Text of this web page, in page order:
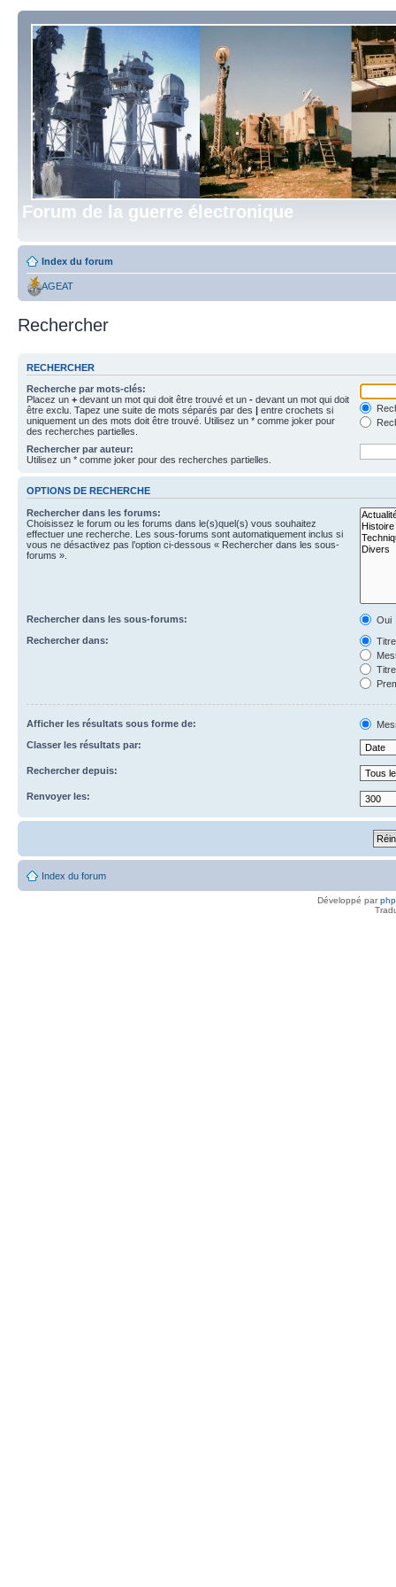
Forum de la guerre électronique
Index du forum
AGEAT
Rechercher
RECHERCHER
Recherche par mots-clés:
Placez un + devant un mot qui doit être trouvé et un - devant un mot qui doit
être exclu. Tapez une suite de mots séparés par des | entre crochets si
uniquement un des mots doit être trouvé. Utilisez un * comme joker pour
des recherches partielles.
Rechercher par auteur:
Utilisez un * comme joker pour des recherches partielles.
OPTIONS DE RECHERCHE
Rechercher dans les forums:
Choisissez le forum ou les forums dans le(s)quel(s) vous souhaitez
effectuer une recherche. Les sous-forums sont automatiquement inclus si
vous ne désactivez pas l’option ci-dessous « Rechercher dans les sous-
forums ».
Rechercher dans les sous-forums:
Oui
Rechercher dans:
Afficher les résultats sous forme de:
Classer les résultats par:
Rechercher depuis:
Renvoyer les:
Index du forum
Développé par